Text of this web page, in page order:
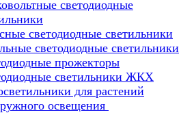
светодиодные
светодиодные светильники
светодиодные светильники
прожекторы
светильники ЖКХ
для растений
освещения